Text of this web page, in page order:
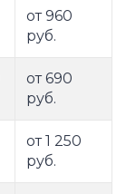
от 960
руб.
от 690
руб.
от 1 250
руб.